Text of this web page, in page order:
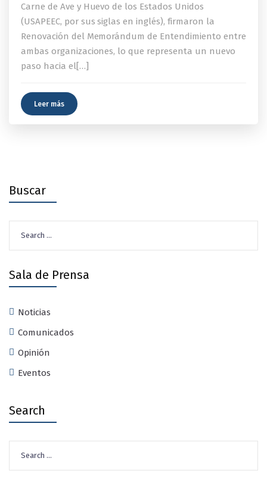
Carne de Ave y Huevo de los Estados Unidos
(USAPEEC, por sus siglas en inglés), firmaron la
Renovación del Memorándum de Entendimiento entre
ambas organizaciones, lo que representa un nuevo
paso hacia el[…]
Leer más
Buscar
for:
Sala de Prensa
Noticias
Comunicados
Opinión
Eventos
Search
for: